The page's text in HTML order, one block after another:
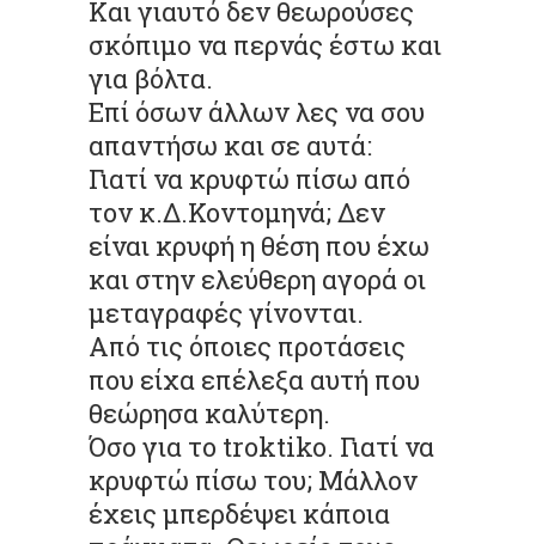
Και γιαυτό δεν θεωρούσες
σκόπιμο να περνάς έστω και
για βόλτα.
Επί όσων άλλων λες να σου
απαντήσω και σε αυτά:
Γιατί να κρυφτώ πίσω από
τον κ.Δ.Κοντομηνά; Δεν
είναι κρυφή η θέση που έχω
και στην ελεύθερη αγορά οι
μεταγραφές γίνονται.
Από τις όποιες προτάσεις
που είχα επέλεξα αυτή που
θεώρησα καλύτερη.
Όσο για το troktiko. Γιατί να
κρυφτώ πίσω του; Μάλλον
έχεις μπερδέψει κάποια